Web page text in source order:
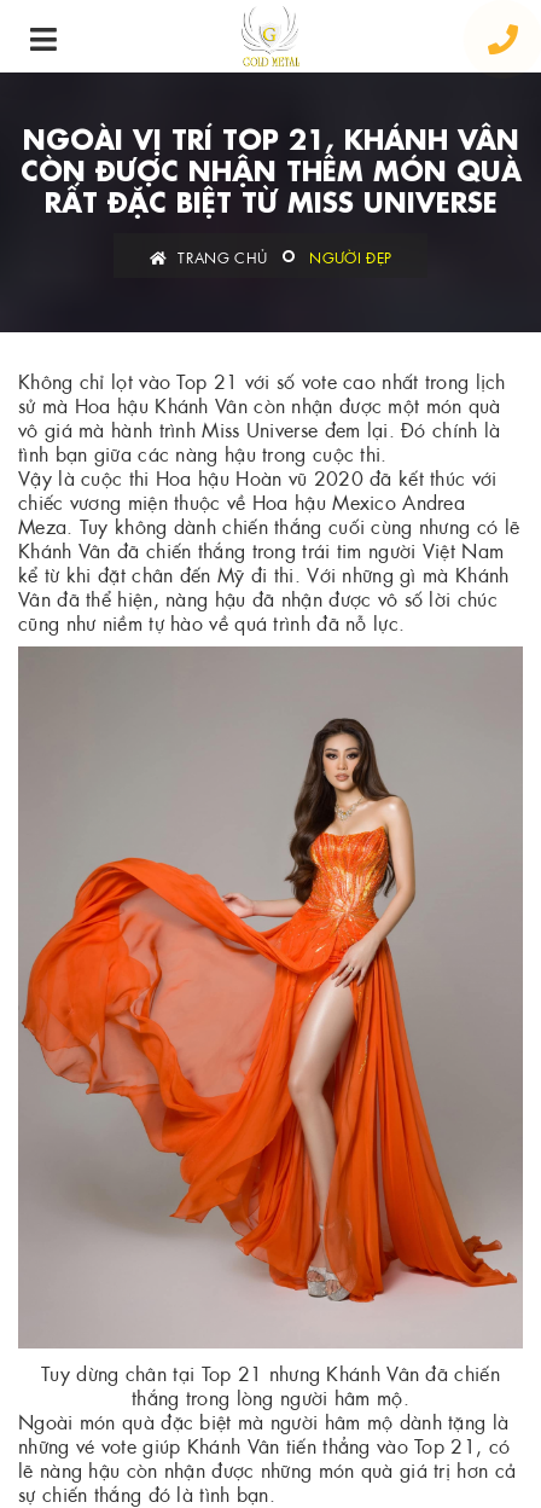
NGOÀI VỊ TRÍ TOP 21, KHÁNH VÂN
CÒN ĐƯỢC NHẬN THÊM MÓN QUÀ
RẤT ĐẶC BIỆT TỪ MISS UNIVERSE
TRANG CHỦ NGƯỜI ĐẸP
Không chỉ lọt vào Top 21 với số vote cao nhất trong lịch
sử mà Hoa hậu Khánh Vân còn nhận được một món quà
vô giá mà hành trình Miss Universe đem lại. Đó chính là
tình bạn giữa các nàng hậu trong cuộc thi.
Vậy là cuộc thi Hoa hậu Hoàn vũ 2020 đã kết thúc với
chiếc vương miện thuộc về Hoa hậu Mexico Andrea
Meza. Tuy không dành chiến thắng cuối cùng nhưng có lẽ
Khánh Vân đã chiến thắng trong trái tim người Việt Nam
kể từ khi đặt chân đến Mỹ đi thi. Với những gì mà Khánh
Vân đã thể hiện, nàng hậu đã nhận được vô số lời chúc
cũng như niềm tự hào về quá trình đã nỗ lực.
Tuy dừng chân tại Top 21 nhưng Khánh Vân đã chiến
thắng trong lòng người hâm mộ.
Ngoài món quà đặc biệt mà người hâm mộ dành tặng là
những vé vote giúp Khánh Vân tiến thẳng vào Top 21, có
lẽ nàng hậu còn nhận được những món quà giá trị hơn cả
sự chiến thắng đó là tình bạn.